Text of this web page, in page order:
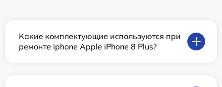
Какие комплектующие используются при
ремонте iphone Apple iPhone 8 Plus?